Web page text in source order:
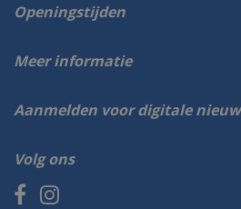
Volg ons
Openingstijden
Meer informatie
Aanmelden voor digitale